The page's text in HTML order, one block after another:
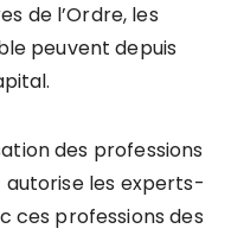
de l’Ordre, les
peuvent depuis
des professions
autorise les experts-
ces professions des